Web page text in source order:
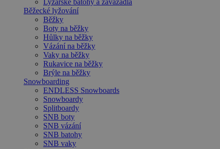
Lyžařské batohy a zavazadla
Běžecké lyžování
Běžky
Boty na běžky
Hůlky na běžky
Vázání na běžky
Vaky na běžky
Rukavice na běžky
Brýle na běžky
Snowboarding
ENDLESS Snowboards
Snowboardy
Splitboardy
SNB boty
SNB vázání
SNB batohy
SNB vaky